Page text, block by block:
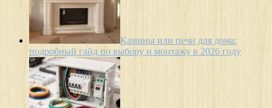
Камины или печи для дома:
подробный гайд по выбору и монтажу в 2026 году